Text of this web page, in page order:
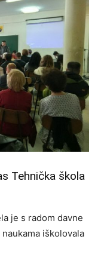
Tehnička škola
je s radom davne
iškolovala